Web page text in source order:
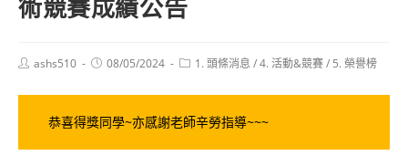
術競賽成績公告
Postashs510
Post08/05/2024
Post1. 頭條消息 /4. 活動&競賽/ 5. 榮譽榜
恭喜得獎同學~亦感謝老師辛勞指導~~~